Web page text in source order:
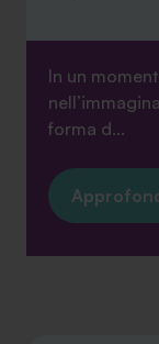
In un
forma d...